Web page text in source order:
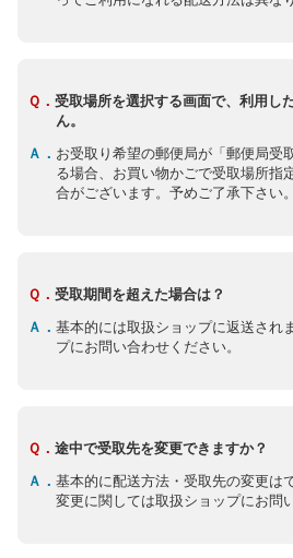
Ｑ． 受取場所を選択する画面で、利用し
ん。
Ａ． お受取り希望の郵便局が「郵便局受
る場合、お買い物かごで受取場所指
合がございます。予めご了承下さい。
Ｑ． 受取期間を超えた場合は？
Ａ． 基本的には取扱ショップに返送され
プにお問い合わせください。
Ｑ． 途中で受取先を変更できますか？
Ａ． 基本的に配送方法・受取先の変更は
変更に関しては取扱ショップにお問